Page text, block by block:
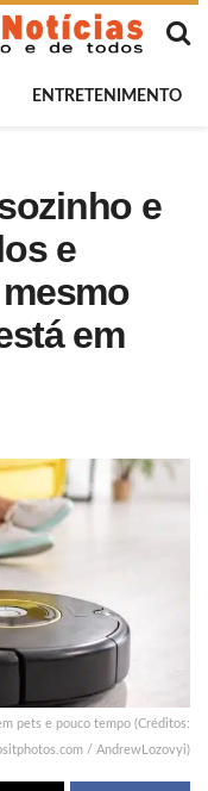
ENTRETENIMENTO
e
e
em
pets e pouco tempo (Créditos:
/ AndrewLozovyi)